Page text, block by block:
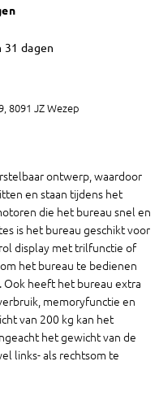
31 dagen
8091 JZ Wezep
ontwerp, waardoor
en staan tijdens het
die het bureau snel en
is het bureau geschikt voor
display met trilfunctie of
het bureau te bedienen
heeft het bureau extra
memoryfunctie en
van 200 kg kan het
het gewicht van de
links- als rechtsom te